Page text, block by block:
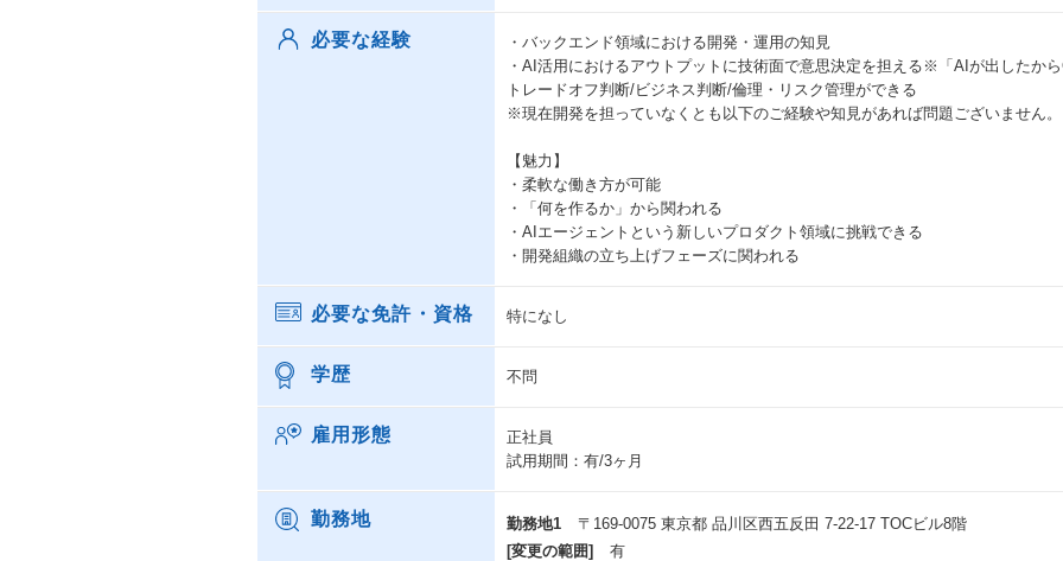
必要な経験
・バックエンド領域における開発・運用の知見
・AI活用におけるアウトプットに技術面で意思決定を担える※「AIが出したか
トレードオフ判断/ビジネス判断/倫理・リスク管理ができる
※現在開発を担っていなくとも以下のご経験や知見があれば問題ございません。
【魅力】
・柔軟な働き方が可能
・「何を作るか」から関われる
・AIエージェントという新しいプロダクト領域に挑戦できる
・開発組織の立ち上げフェーズに関われる
必要な免許・資格 特になし
学歴 不問
雇用形態
正社員
試用期間：有/3ヶ月
勤務地 勤務地1
〒169-0075 東京都 品川区西五反田 7-22-17 TOCビル8階
[変更の範囲]
有